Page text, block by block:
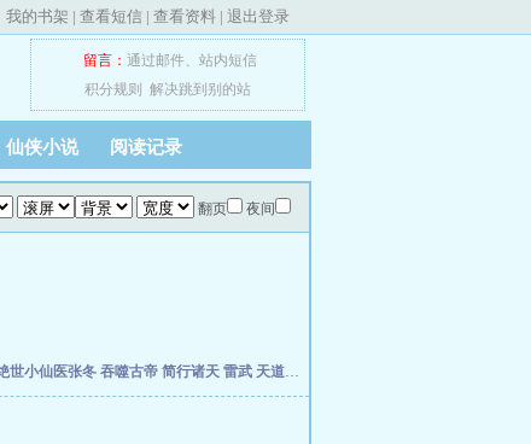
我的书架 | 查看短信 | 查看资料 | 退出登录
留言： 通过邮件、 站内短信
积分规则
解决跳到别的站
仙侠小说 阅读记录
翻页 夜间
世小仙医张冬 吞噬古帝 简行诸天 雷武 天道天骄